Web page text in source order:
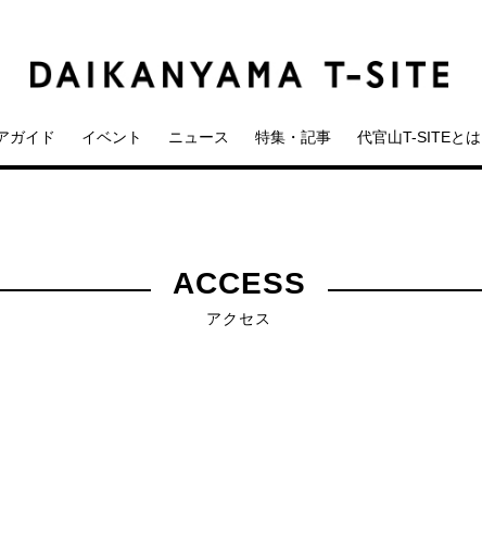
ガイド イベント ニュース 特集・記事 代官山T-SITEとは
ACCESS
アクセス